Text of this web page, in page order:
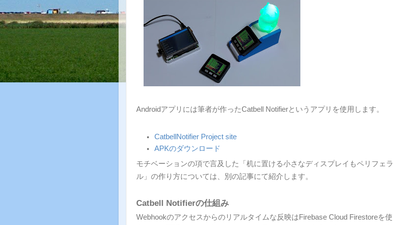
Androidアプリには筆者が作ったCatbell Notifierというアプリを使用します。
CatbellNotifier Project site
APKのダウンロード
モチベーションの項で言及した「机に置ける小さなディスプレイもペリフェラ
ル」の作り方については、別の記事にて紹介します。
Catbell Notifierの仕組み
Webhookのアクセスからのリアルタイムな反映はFirebase Cloud Firestoreを使